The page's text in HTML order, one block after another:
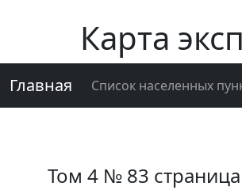
Карта
Главная Список населенных
Том 4 № 83